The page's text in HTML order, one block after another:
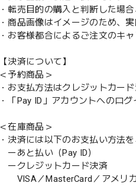
・転売目的の購入と判断した場
・商品画像はイメージのため、
・お客様都合によるご注文のキ
【決済について】
＜予約商品＞
・お支払方法はクレジットカー
・「Pay ID」アカウントへのロ
＜在庫商品＞
・決済には以下のお支払い方法
ーあと払い（Pay ID）
ークレジットカード決済
VISA／MasterCard／アメリカ